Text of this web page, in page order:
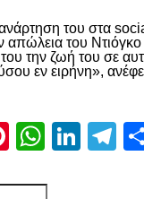
ανάρτηση του στα
απώλεια του
την ζωή του σε
εν ειρήνη»,
Pinterest